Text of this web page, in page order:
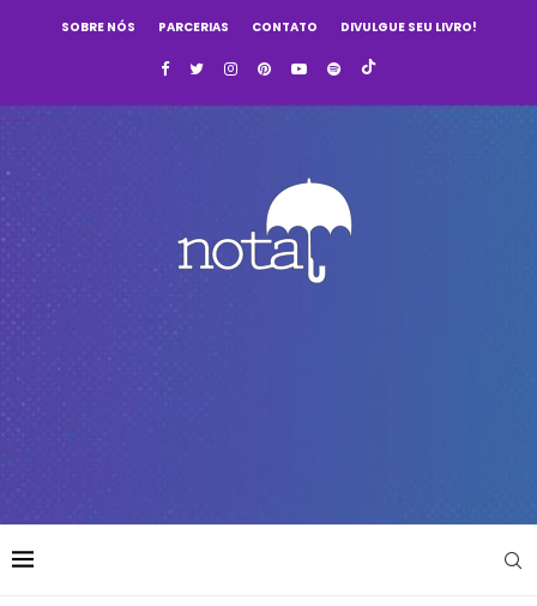
SOBRE NÓS PARCERIAS CONTATO DIVULGUE SEU LIVRO!